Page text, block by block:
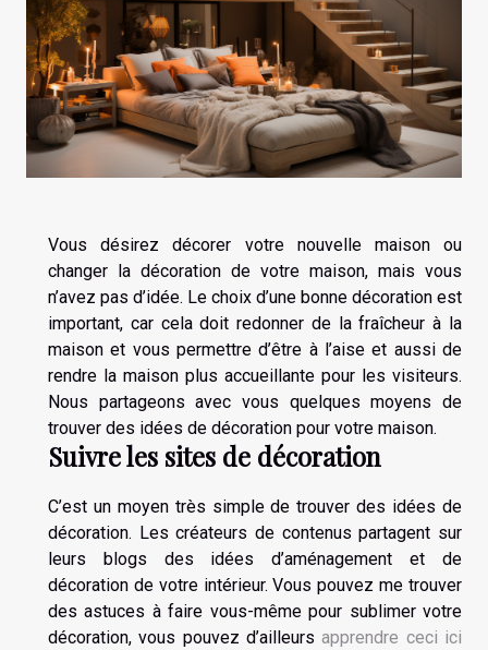
Vous désirez décorer votre nouvelle maison ou
changer la décoration de votre maison, mais vous
n’avez pas d’idée. Le choix d’une bonne décoration est
important, car cela doit redonner de la fraîcheur à la
maison et vous permettre d’être à l’aise et aussi de
rendre la maison plus accueillante pour les visiteurs.
Nous partageons avec vous quelques moyens de
trouver des idées de décoration pour votre maison.
Suivre les sites de décoration
C’est un moyen très simple de trouver des idées de
décoration. Les créateurs de contenus partagent sur
leurs blogs des idées d’aménagement et de
décoration de votre intérieur. Vous pouvez me trouver
des astuces à faire vous-même pour sublimer votre
décoration, vous pouvez d’ailleursapprendre ceci ici